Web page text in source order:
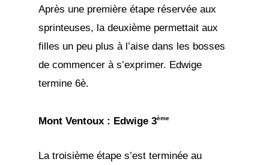
Après une première étape réservée aux
sprinteuses, la deuxième permettait aux
filles un peu plus à l’aise dans les bosses
de commencer à s’exprimer. Edwige
termine 6è.
Mont Ventoux : Edwige 3ème
La troisième étape s’est terminée au